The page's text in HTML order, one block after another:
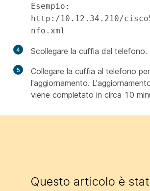
Esempio:
http:/10.12.34.210/
nfo.xml
4 Scollegare la cuffia dal telefono.
5
Collegare la cuffia al telefono
l'aggiornamento.
viene completato in circa 10
Questo articolo è